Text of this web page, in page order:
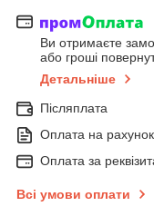
Ви отримаєте
або гроші
Детальніше
Післяплата
Оплата на рахунок
Оплата за
Всі умови оплати